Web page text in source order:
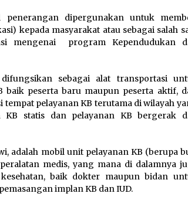
penerangan dipergunakan untuk
kepada masyarakat atau sebagai salah
mengenai program Kependudukan
sebagai alat transportasi
baik peserta baru maupun peserta aktif,
pelayanan KB terutama di wilayah
KB statis dan pelayanan KB bergerak
adalah mobil unit pelayanan KB (berupa
medis, yang mana di dalamnya
baik dokter maupun bidan
implan KB dan IUD.